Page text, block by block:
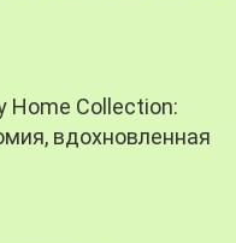
Home Collection:
вдохновленная